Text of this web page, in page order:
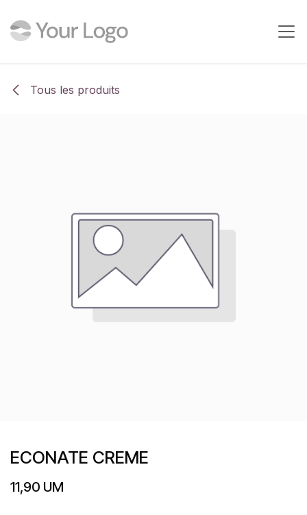
Tous les produits
ECONATE CREME
11,90 UM